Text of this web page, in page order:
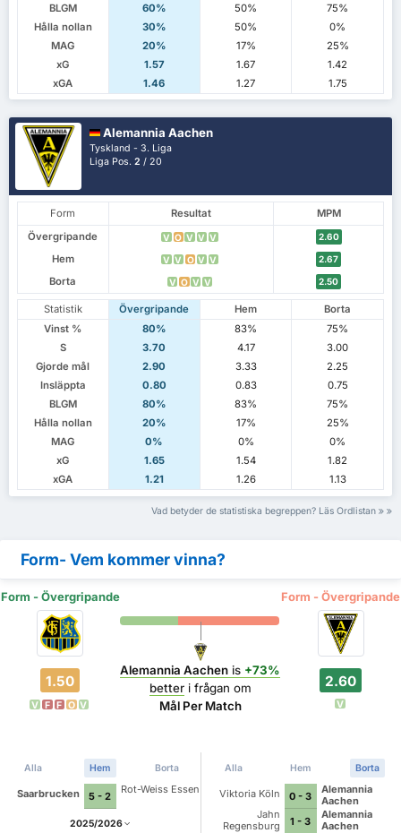
BLGM
60% 50%
75%
Hålla nollan
30% 50%
0%
MAG
20% 17%
25%
xG
1.57 1.67
1.42
xGA
1.46 1.27 1.75
Alemannia Aachen
Tyskland - 3. Liga
Liga Pos.2 / 20
Form Resultat
MPM
Övergripande
V O V V V 2.60
Hem V V O V V 2.67
Borta V O V V 2.50
Statistik Övergripande Hem
Borta
Vinst %
80% 83%
75%
S
3.70 4.17
3.00
Gjorde mål
2.90 3.33
2.25
Insläppta
0.80 0.83
0.75
BLGM
80% 83%
75%
Hålla nollan
20% 17%
25%
MAG
0% 0%
0%
xG
1.65 1.54
1.82
xGA
1.21 1.26 1.13
Vad betyder de statistiska begreppen? Läs Ordlistan
Form- Vem kommer vinna?
Form - Övergripande Form - Övergripande
1.50
V F F O V
Alemannia Aachen is +73%
betteri frågan om
Mål Per Match
2.60
V
Alla Hem Borta
Saarbrucken 5 - 2
Rot-Weiss Essen
2025/2026
Alla Hem Borta
Viktoria Köln 0 - 3
Alemannia
Aachen
Jahn
Regensburg
1 - 3
Alemannia
Aachen